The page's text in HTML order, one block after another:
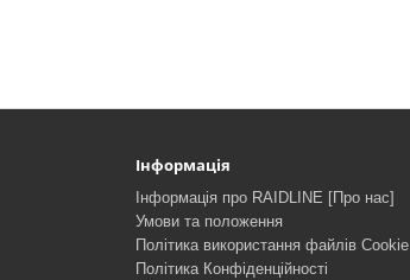
Інформація
Інформація про RAIDLINE [Про нас]
Умови та положення
Політика використання файлів Cookie
Політика Конфіденційності